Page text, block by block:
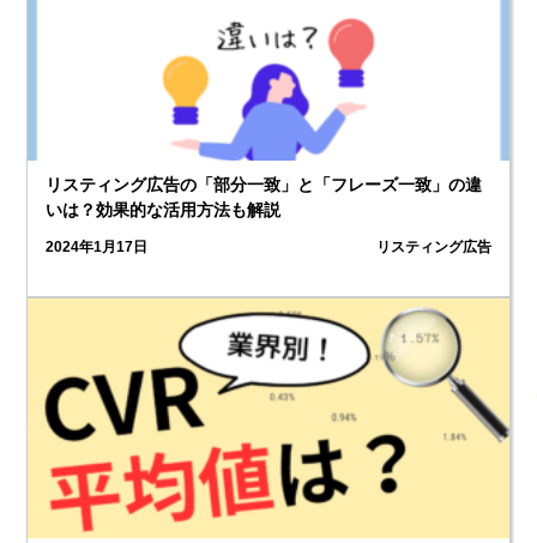
リスティング広告の「部分一致」と「フレーズ一致」の違
いは？効果的な活用方法も解説
2024年1月17日 リスティング広告
3